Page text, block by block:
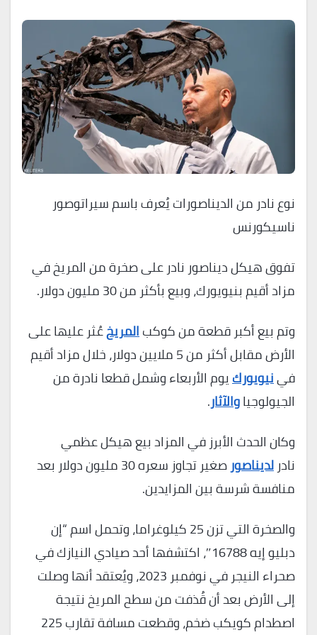
نوع نادر من الديناصورات يُعرف باسم سيراتوصور
ناسيكورنس
تفوق هيكل ديناصور نادر على صخرة من المريخ في
مزاد أقيم بنيويورك، وبيع بأكثر من 30 مليون دولار.
وتم بيع أكبر قطعة من كوكبالمريخعُثر عليها على
الأرض مقابل أكثر من 5 ملايين دولار، خلال مزاد أقيم
فينيويوركيوم الأربعاء وشمل قطعا نادرة من
الجيولوجياوالآثار.
وكان الحدث الأبرز في المزاد بيع هيكل عظمي
نادرلديناصور
صغير تجاوز سعره 30 مليون دولار بعد
منافسة شرسة بين المزايدين.
والصخرة التي تزن 25 كيلوغراما، وتحمل اسم “إن
دبليو إيه 16788″، اكتشفها أحد صيادي النيازك في
صحراء النيجر في نوفمبر 2023، ويُعتقد أنها وصلت
إلى الأرض بعد أن قُذفت من سطح المريخ نتيجة
اصطدام كويكب ضخم، وقطعت مسافة تقارب 225